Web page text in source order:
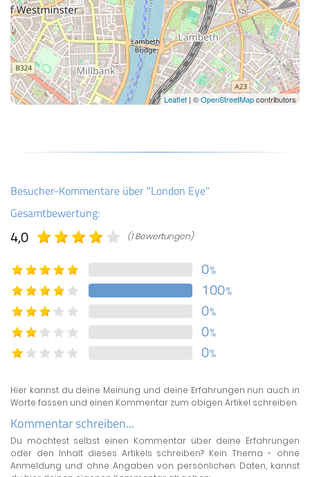
Leaflet| ©OpenStreetMapcontributors
Besucher-Kommentare über "London Eye"
Gesamtbewertung:
4,0 (1 Bewertungen)
0%
100%
0%
0%
0%
Hier kannst du deine Meinung und deine Erfahrungen nun auch in
Worte fassen und einen Kommentar zum obigen Artikel schreiben.
Kommentar schreiben...
Du möchtest selbst einen Kommentar über deine Erfahrungen
oder den Inhalt dieses Artikels schreiben? Kein Thema - ohne
Anmeldung und ohne Angaben von persönlichen Daten, kannst